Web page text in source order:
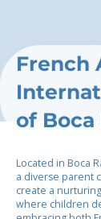
French
of Boca
Located in Boca
a diverse parent
create a
where children